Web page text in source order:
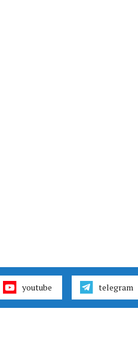
youtube telegram